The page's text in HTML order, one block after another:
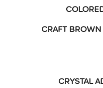
سلوتيب ورقي بني كرافت حراراري CRAFT BROWN